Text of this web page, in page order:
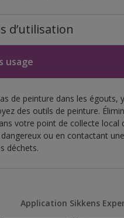
d’utilisation
usage
de peinture dans les égouts,
des outils de peinture.
votre point de collecte local
ou en contactant
déchets.
Application Sikkens